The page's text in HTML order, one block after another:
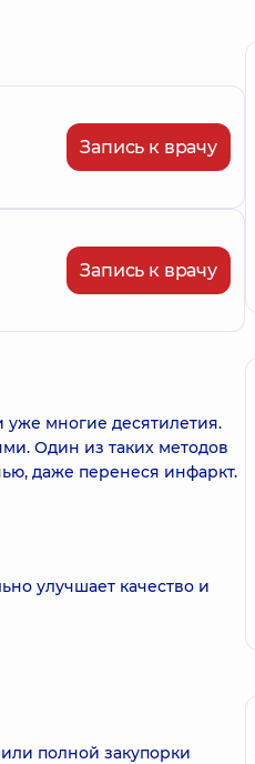
Запись к врачу
Запись к врачу
многие десятилетия.
Один из таких методов
даже перенеся инфаркт.
улучшает качество и
полной закупорки